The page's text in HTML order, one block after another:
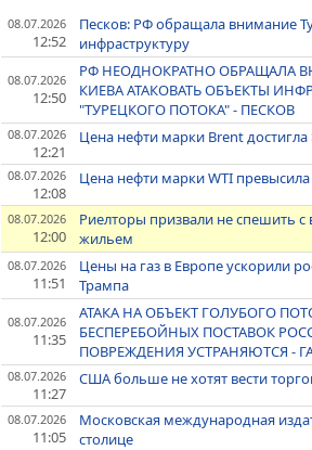
08.07.2026
12:52
Песков: РФ обращала внимание
инфраструктуру
08.07.2026
12:50
РФ НЕОДНОКРАТНО ОБРАЩАЛА
КИЕВА АТАКОВАТЬ ОБЪЕКТЫ
"ТУРЕЦКОГО ПОТОКА" - ПЕСКОВ
08.07.2026
12:21
Цена нефти марки Brent
08.07.2026
12:08
Цена нефти марки WTI
08.07.2026
12:00
Риелторы призвали не спешить
жильем
08.07.2026
11:51
Цены на газ в Европе ускорили
Трампа
08.07.2026
11:35
АТАКА НА ОБЪЕКТ ГОЛУБОГО
БЕСПЕРЕБОЙНЫХ ПОСТАВОК
ПОВРЕЖДЕНИЯ УСТРАНЯЮТСЯ -
08.07.2026
11:27
США больше не хотят вести
08.07.2026
11:05
Московская международная
столице